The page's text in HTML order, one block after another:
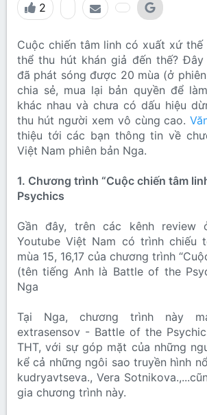
2
Cuộc chiến tâm linh có xuất xứ thế
thể thu hút khán giả đến thế?
đã phát sóng được 20 mùa (ở
chia sẻ, mua lại bản quyền để
khác nhau và chưa có dấu hiệu
thu hút người xem vô cùng cao.
thiệu tới các bạn thông tin về
Việt Nam phiên bản Nga.
1. Chương trình “Cuộc chiến tâm
Psychics
Gần đây, trên các kênh review
Youtube Việt Nam có trình chiếu
mùa 15, 16,17 của chương trình
(tên tiếng Anh là Battle of the
Nga
Tại Nga, chương trình này
extrasensov - Battle of the
THT, với sự góp mặt của những
kể cả những ngôi sao truyền hình
kudryavtseva., Vera
gia chương trình này.